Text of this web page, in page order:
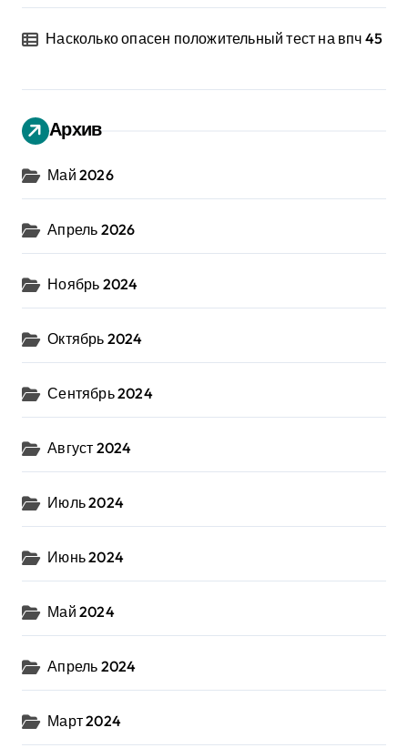
Насколько опасен положительный тест на впч 45
Архив
Май 2026
Апрель 2026
Ноябрь 2024
Октябрь 2024
Сентябрь 2024
Август 2024
Июль 2024
Июнь 2024
Май 2024
Апрель 2024
Март 2024